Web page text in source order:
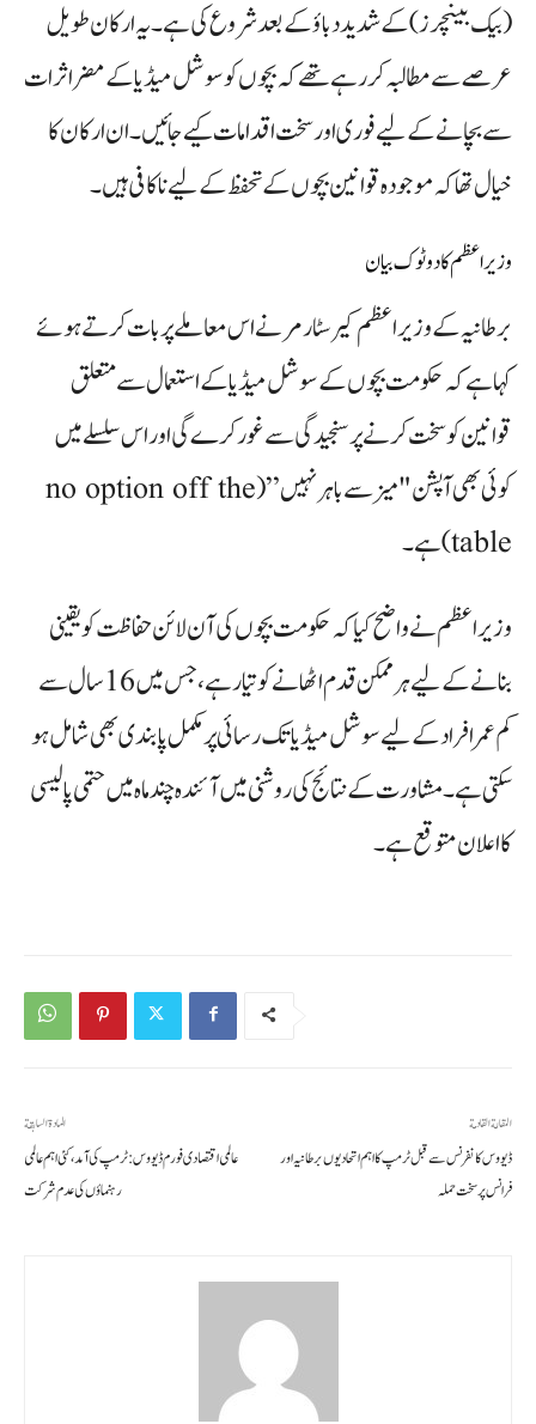
(بیک بینچرز) کے شدید دباؤ کے بعد شروع کی ہے۔ یہ ارکان طویل
عرصے سے مطالبہ کر رہے تھے کہ بچوں کو سوشل میڈیا کے مضر اثرات
سے بچانے کے لیے فوری اور سخت اقدامات کیے جائیں۔ ان ارکان کا
خیال تھا کہ موجودہ قوانین بچوں کے تحفظ کے لیے ناکافی ہیں۔
وزیر اعظم کا دوٹوک بیان
برطانیہ کے وزیر اعظم کیر سٹارمر نے اس معاملے پر بات کرتے ہوئے
کہا ہے کہ حکومت بچوں کے سوشل میڈیا کے استعمال سے متعلق
قوانین کو سخت کرنے پر سنجیدگی سے غور کرے گی اور اس سلسلے میں
کوئی بھی آپشن "میز سے باہر نہیں” (no option off the
table) ہے۔
وزیر اعظم نے واضح کیا کہ حکومت بچوں کی آن لائن حفاظت کو یقینی
بنانے کے لیے ہر ممکن قدم اٹھانے کو تیار ہے، جس میں 16 سال سے
کم عمر افراد کے لیے سوشل میڈیا تک رسائی پر مکمل پابندی بھی شامل ہو
سکتی ہے۔ مشاورت کے نتائج کی روشنی میں آئندہ چند ماہ میں حتمی پالیسی
کا اعلان متوقع ہے۔
المادة السابقة
عالمی اقتصادی فورم ڈیووس: ٹرمپ کی آمد، کئی اہم عالمی
رہنماؤں کی عدم شرکت
المقالة القادمة
ڈیووس کانفرنس سے قبل ٹرمپ کا اہم اتحادیوں برطانیہ اور
فرانس پر سخت حملہ